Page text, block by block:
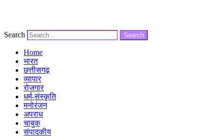
Search Search
Home
भारत
छत्तीसगढ़
व्यापार
रोजगार
धर्म-संस्कृति
मनोरंजन
अपराध
चाबुक
संपादकीय